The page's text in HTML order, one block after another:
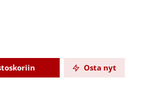
Osta nyt